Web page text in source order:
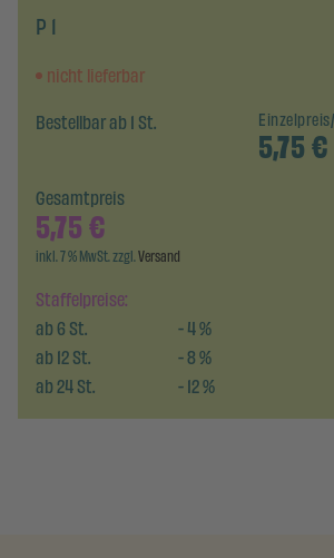
P 1
nicht lieferbar
Bestellbar ab 1 St.
5,75€
Staffelpreise:
ab6St. -4%
ab12St. -8%
ab24St. -12%
Gesamtpreis
5,75€
inkl. 7 % MwSt. zzgl.Versand